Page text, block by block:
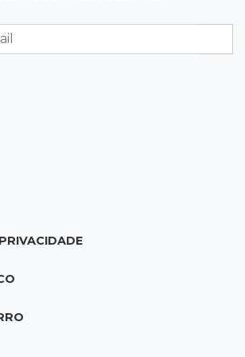
policiais militares
de empregos
funções
do Sobá
Central, Riedel volta a